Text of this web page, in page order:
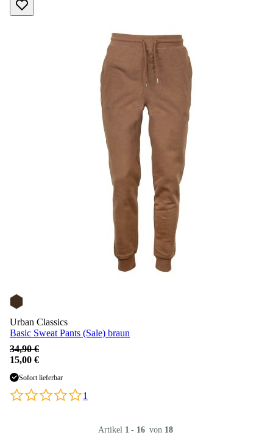
Urban Classics
Basic Sweat Pants (Sale) braun
34,90 €
15,00 €
Sofort lieferbar
1
Artikel 1 - 16 von 18